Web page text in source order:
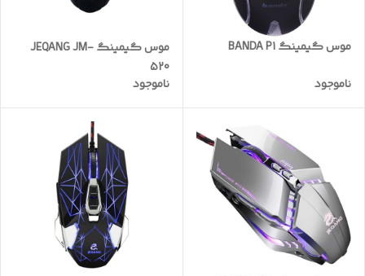
موس گیمینگ BANDA P1
ناموجود
موس گیمینگ JEQANG JM-
520
ناموجود